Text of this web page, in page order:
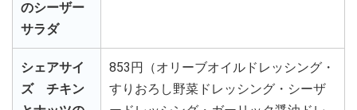
のシーザー
サラダ
シェアサイ
ズ チキン
853円（オリーブオイルドレッシング・
すりおろし野菜ドレッシング・シーザ